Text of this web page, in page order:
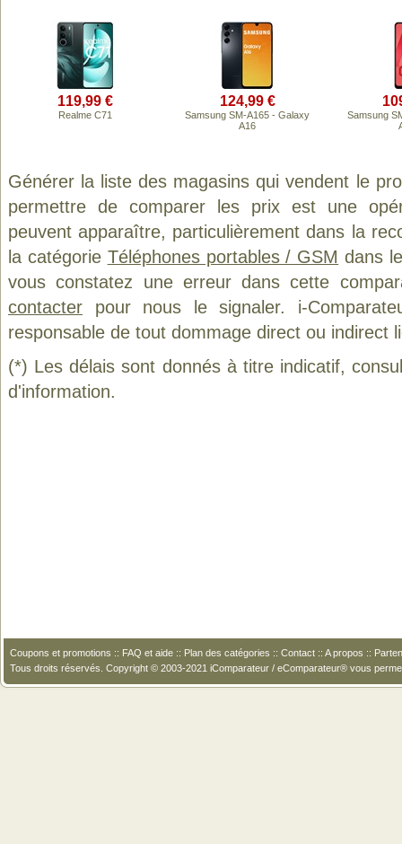
119,99 €
Realme C71
124,99 €
Samsung SM-A165 - Galaxy
A16
Samsung
Générer la liste des magasins qui vendent le
permettre de comparer les prix est une
peuvent apparaître, particulièrement dans la
la catégorie Téléphones portables / GSM dans
vous constatez une erreur dans cette
contacter pour nous le signaler. i-
responsable de tout dommage direct ou indirect
(*) Les délais sont donnés à titre indicatif,
d'information.
Coupons et promotions :: FAQ et aide :: Plan des catégories :: Contact :: A propos ::
Tous droits réservés. Copyright © 2003-2021 iComparateur / eComparateur® vous